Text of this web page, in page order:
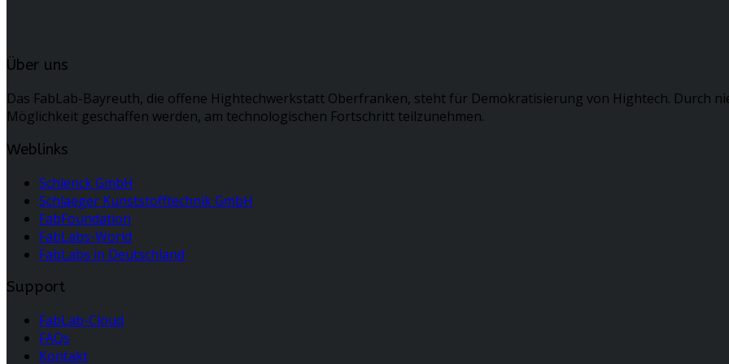
Über uns
Das FabLab-Bayreuth, die offene Hightechwerkstatt Oberfranken, steht für Demokratisierung von Hightech. Durch
Möglichkeit geschaffen werden, am technologischen Fortschritt teilzunehmen.
Weblinks
Schlenck GmbH
Schlaeger Kunststofftechnik GmbH
FabFoundation
FabLabs-World
FabLabs in Deutschland
Support
FabLab-Cloud
FAQs
Kontakt